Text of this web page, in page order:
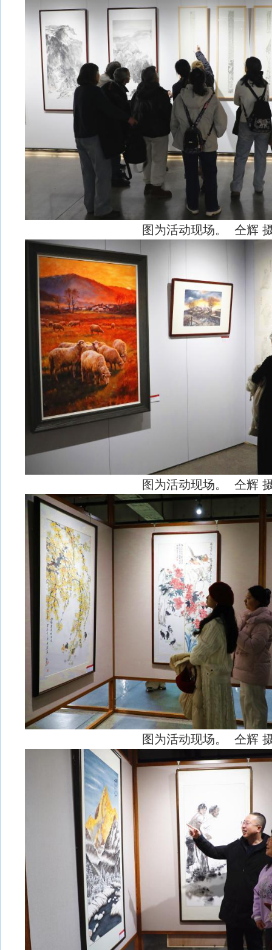
图为活动现场。 仝辉
图为活动现场。 仝辉
图为活动现场。 仝辉